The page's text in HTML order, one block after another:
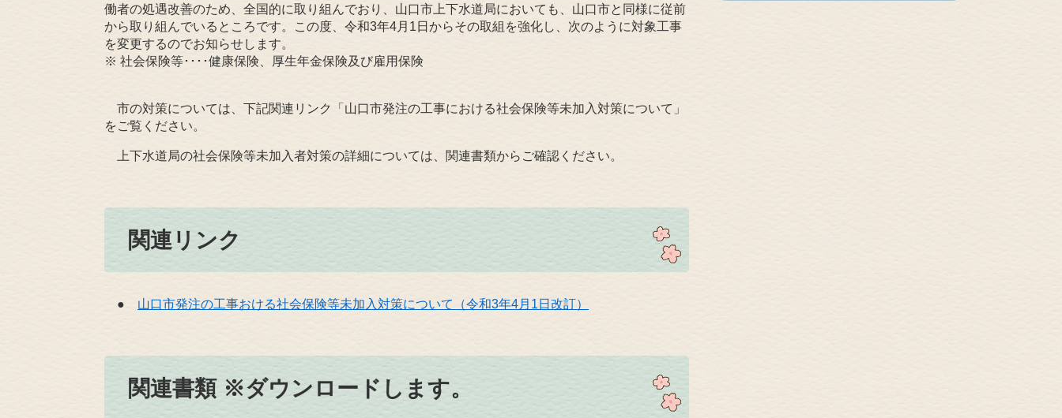
働者の処遇改善のため、全国的に取り組んでおり、山口市上下水道局においても、山口市と同様に従前
から取り組んでいるところです。この度、令和3年4月1日からその取組を強化し、次のように対象工事
を変更するのでお知らせします。
※ 社会保険等････健康保険、厚生年金保険及び雇用保険
市の対策については、下記関連リンク「山口市発注の工事における社会保険等未加入対策について」
をご覧ください。
上下水道局の社会保険等未加入者対策の詳細については、関連書類からご確認ください。
関連リンク
● 山口市発注の工事おける社会保険等未加入対策について（令和3年4月1日改訂）
関連書類 ※ダウンロードします。